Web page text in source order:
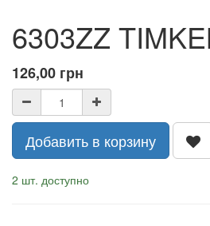
6303ZZ
126,00 грн
Добавить в корзину
2 шт. доступно